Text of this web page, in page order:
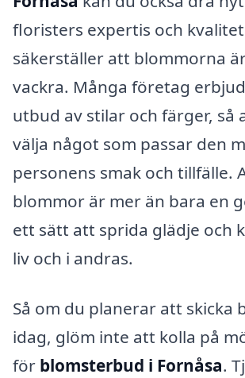
floristers expertis och
säkerställer att blommorna
vackra. Många företag
utbud av stilar och färger, så
välja något som passar den
personens smak och tillfälle.
blommor är mer än bara en
ett sätt att sprida glädje och
liv och i andras.
Så om du planerar att skicka
idag, glöm inte att kolla på
för blomsterbud i Fornåsa.